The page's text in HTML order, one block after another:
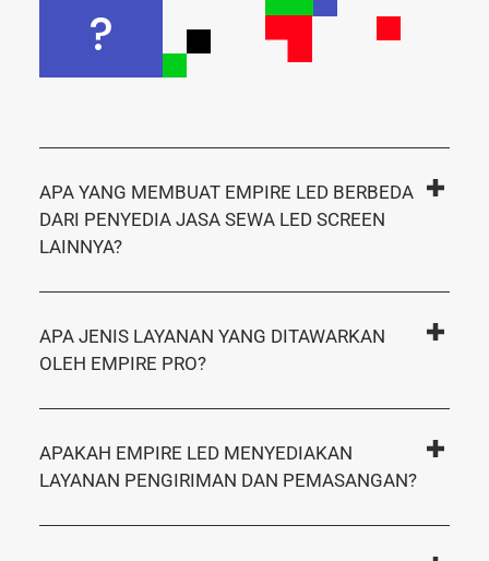
?
APA YANG MEMBUAT EMPIRE LED BERBEDA
DARI PENYEDIA JASA SEWA LED SCREEN
LAINNYA?
APA JENIS LAYANAN YANG DITAWARKAN
OLEH EMPIRE PRO?
APAKAH EMPIRE LED MENYEDIAKAN
LAYANAN PENGIRIMAN DAN PEMASANGAN?